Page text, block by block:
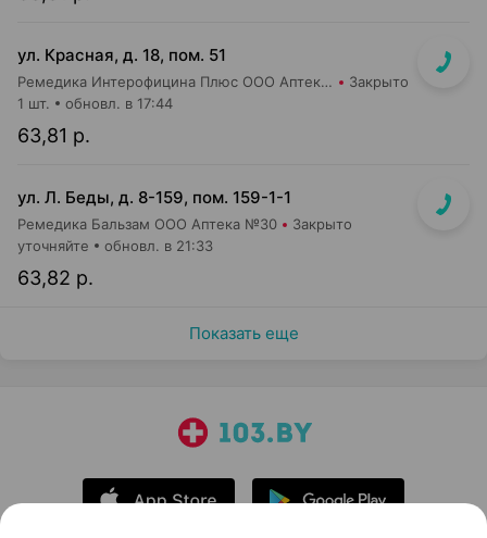
ул. Красная, д. 18, пом. 51
Ремедика Интерофицина Плюс ООО Аптека №26 Закрыто
63,81 р.
1 шт. обновл. в 17:44
ул. Л. Беды, д. 8-159, пом. 159-1-1
Ремедика Бальзам ООО Аптека №30 Закрыто
63,82 р.
уточняйте обновл. в 21:33
Показать еще